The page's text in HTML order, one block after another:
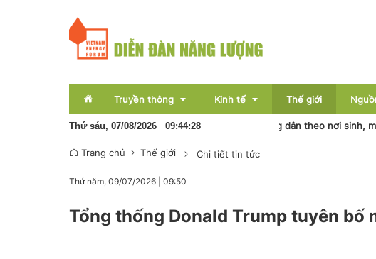
Truyền thông Kinh tế
Bất động sản
Thế giới
Than
Tổng thống Trump ký sắc lệnh mới siết quyền công dân theo nơi sinh, mở
Thứ sáu, 07/08/2026 09:44:28
Trang chủ Thế giới Chi tiết tin tức
Thứ năm, 09/07/2026 09:50
Tổng thống Donald Trump tuyên bố